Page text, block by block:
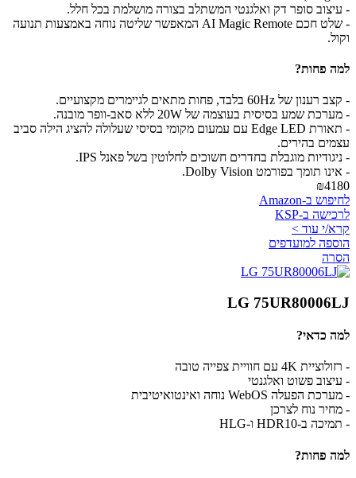
- עיצוב סופר דק ואלגנטי המשתלב בצורה מושלמת בכל חלל.
- שלט חכם AI Magic Remote המאפשר שליטה נוחה באמצעות תנועה
וקול.
למה פחות?
- קצב רענון של 60Hz בלבד, פחות מתאים לגיימרים מקצועיים.
- מערכת שמע בסיסית בעוצמה של 20W ללא סאב-וופר מובנה.
- תאורת Edge LED עם עמעום מקומי בסיסי שעלולה להציג הילה סביב
עצמים בהירים.
- ניגודיות מוגבלת בחדרים חשוכים לחלוטין בשל פאנל IPS.
- אינו תומך בפורמט Dolby Vision.
₪4180
לחיפוש ב-Amazon
לרכישה ב-KSP
קרא/י עוד >
הוספה למועדפים
הסרה
LG 75UR80006LJ
למה כדאי?
- רזולוציית 4K עם חוויית צפייה טובה
- עיצוב פשוט ואלגנטי
- מערכת הפעלה WebOS נוחה ואינטואיטיבית
- מחיר נוח לצרכן
- תמיכה ב-HDR10 ו-HLG
למה פחות?